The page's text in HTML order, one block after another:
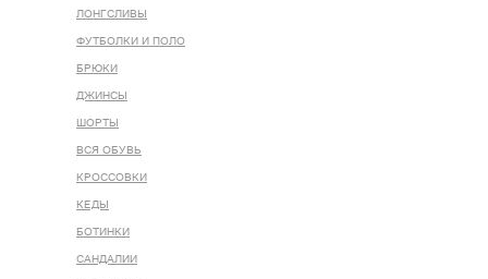
ЛОНГСЛИВЫ
ФУТБОЛКИ И ПОЛО
БРЮКИ
ДЖИНСЫ
ШОРТЫ
ВСЯ ОБУВЬ
КРОССОВКИ
КЕДЫ
БОТИНКИ
САНДАЛИИ